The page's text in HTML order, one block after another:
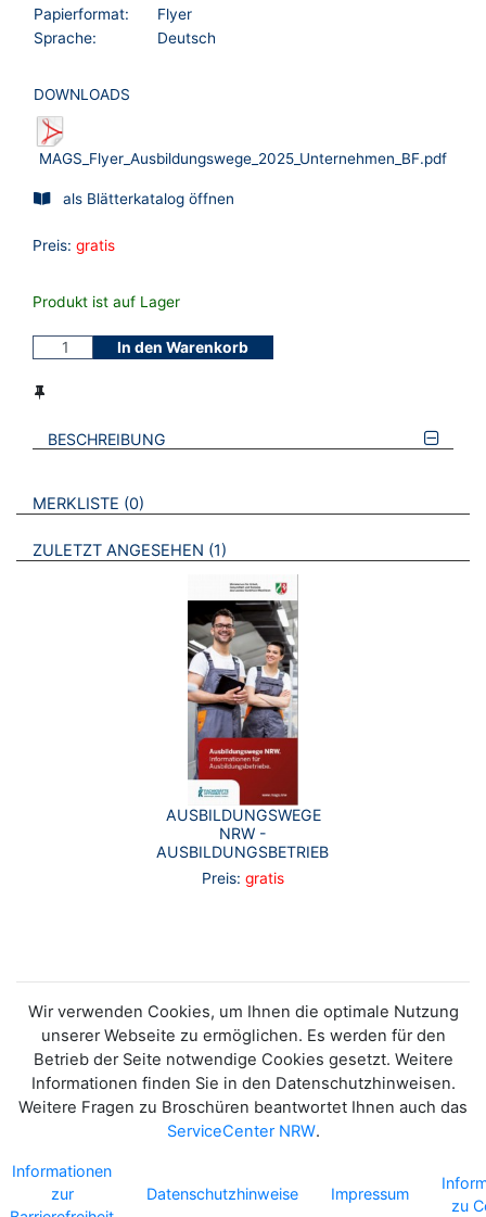
Papierformat:
Flyer
Sprache:
Deutsch
DOWNLOADS
MAGS_Flyer_Ausbildungswege_2025_Unternehmen_BF.pdf
als Blätterkatalog öffnen
Preis: gratis
Produkt ist auf Lager
In den Warenkorb
BESCHREIBUNG
VERWEISE AUF VERMERKTE- ODER ZULETZT ANGESEHENE
MERKLISTE 0 BROSCHÜREN
ZULETZT ANGESEHEN 1 BROSCHÜREN
AUSBILDUNGSWEGE
NRW -
AUSBILDUNGSBETRIEBE
Preis: gratis
Wir verwenden Cookies, um Ihnen die optimale Nutzung
unserer Webseite zu ermöglichen. Es werden für den
Betrieb der Seite notwendige Cookies gesetzt. Weitere
Informationen finden Sie in den Datenschutzhinweisen.
Weitere Fragen zu Broschüren beantwortet Ihnen auch das
ServiceCenter NRW.
Informationen
zur
Datenschutzhinweise Impressum
zu